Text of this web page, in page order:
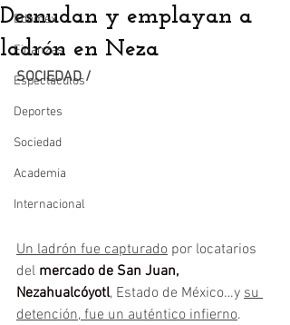
Edomex
Finanzas
Espectáculos
Deportes
Sociedad
Academia
Internacional
Desnudan y emplayan a
ladrón en Neza
SOCIEDAD /
Un ladrón fue capturado por locatarios
del mercado de San Juan,
Nezahualcóyotl, Estado de México…y su
detención, fue un auténtico infierno.